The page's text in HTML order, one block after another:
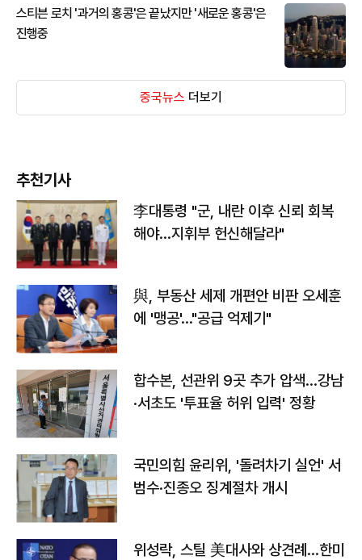
스티븐 로치 '과거의 홍콩'은 끝났지만 '새로운 홍콩'은
진행중
중국뉴스 더보기
추천기사
李대통령 "군, 내란 이후 신뢰 회복
해야…지휘부 헌신해달라"
與, 부동산 세제 개편안 비판 오세훈
에 '맹공'…"공급 억제기"
합수본, 선관위 9곳 추가 압색…강남
·서초도 '투표율 허위 입력' 정황
국민의힘 윤리위, '돌려차기 실언' 서
범수·진종오 징계절차 개시
위성락, 스틸 美대사와 상견례…한미